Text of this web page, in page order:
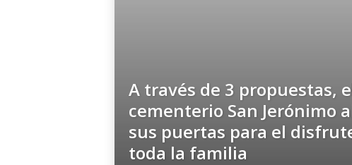
A través de 3 propuestas,
cementerio San Jerónimo
sus puertas para el
toda la familia